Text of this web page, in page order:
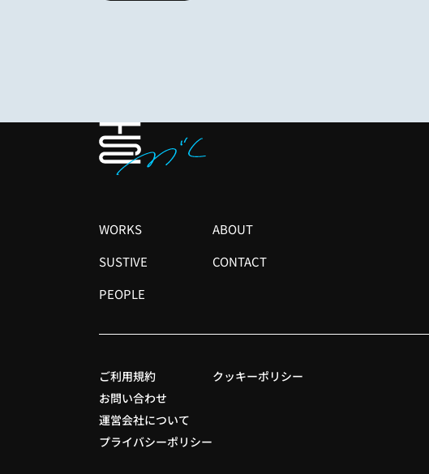
メ
イ
ン
ナ
ゲ
シ
ョ
ン
WORKS
SUSTIVE
PEOPLE
ABOUT
CONTACT
フ
ッ
タ
ー
ご利用規約
お問い合わせ
運営会社について
プライバシーポリシー
クッキーポリシー